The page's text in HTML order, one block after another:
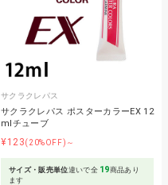
サクラクレパス
サクラクレパス ポスターカラーEX 12
mlチューブ
¥123(20%OFF)～
サイズ・販売単位違いで全 19商品あり
ます